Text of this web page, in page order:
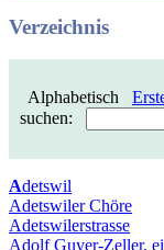
Verzeichnis
Alphabetisch
suchen:
Adetswil
Adetswiler Chöre
Adetswilerstrasse
Adolf Guyer-Zeller,